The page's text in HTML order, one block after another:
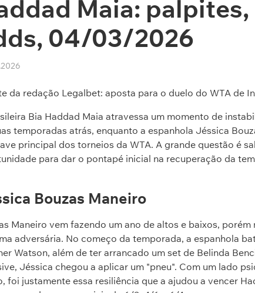
Maia:
04/03/2026
da redação Legalbet: aposta para o duelo do WTA de
Bia Haddad Maia atravessa um momento de
temporadas atrás, enquanto a espanhola Jéssica
principal dos torneios da WTA. A grande questão é
para dar o pontapé inicial na recuperação da
Bouzas Maneiro
Maneiro vem fazendo um ano de altos e baixos,
adversária. No começo da temporada, a espanhola
Watson, além de ter arrancado um set de Belinda
Jéssica chegou a aplicar um "pneu". Com um lado
foi justamente essa resiliência que a ajudou a vencer